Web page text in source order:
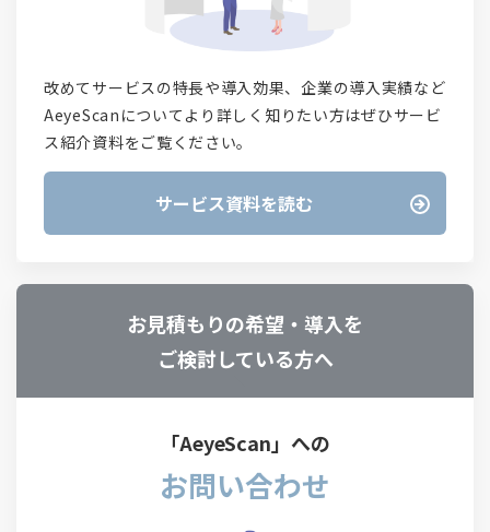
改めてサービスの特長や導入効果、企業の導入実績など
AeyeScanについてより詳しく知りたい方はぜひサービ
ス紹介資料をご覧ください。
サービス資料を読む
お見積もりの希望・導入を
ご検討している方へ
「AeyeScan」への
お問い合わせ